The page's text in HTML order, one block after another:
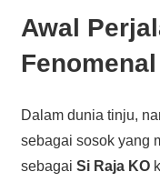
Awal
Fenomenal
Dalam dunia tinju,
sebagai sosok yang
sebagai Si Raja KO